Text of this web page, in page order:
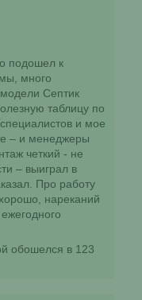
подошел к
много
Септик
таблицу по
и мое
– и менеджеры
четкий - не
– выиграл в
Про работу
нареканий
обошелся в 123